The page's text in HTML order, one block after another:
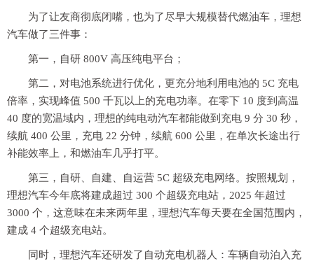
为了让友商彻底闭嘴，也为了尽早大规模替代燃油车，理想
汽车做了三件事：
第一，自研 800V 高压纯电平台；
第二，对电池系统进行优化，更充分地利用电池的 5C 充电
倍率，实现峰值 500 千瓦以上的充电功率。在零下 10 度到高温
40 度的宽温域内，理想的纯电动汽车都能做到充电 9 分 30 秒，
续航 400 公里，充电 22 分钟，续航 600 公里，在单次长途出行
补能效率上，和燃油车几乎打平。
第三，自研、自建、自运营 5C 超级充电网络。按照规划，
理想汽车今年底将建成超过 300 个超级充电站，2025 年超过
3000 个，这意味在未来两年里，理想汽车每天要在全国范围内，
建成 4 个超级充电站。
同时，理想汽车还研发了自动充电机器人：车辆自动泊入充